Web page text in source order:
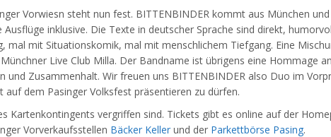
Vorwiesn steht nun fest. BITTENBINDER kommt aus München
inklusive. Die Texte in deutscher Sprache sind direkt,
mit Situationskomik, mal mit menschlichem Tiefgang. Eine
Live Club Milla. Der Bandname ist übrigens eine Hommage
Zusammenhalt. Wir freuen uns BITTENBINDER also Duo im
dem Pasinger Volksfest präsentieren zu dürfen.
Kartenkontingents vergriffen sind. Tickets gibt es online auf der
Vorverkaufsstellen Bäcker Keller und der Parkettbörse Pasing.